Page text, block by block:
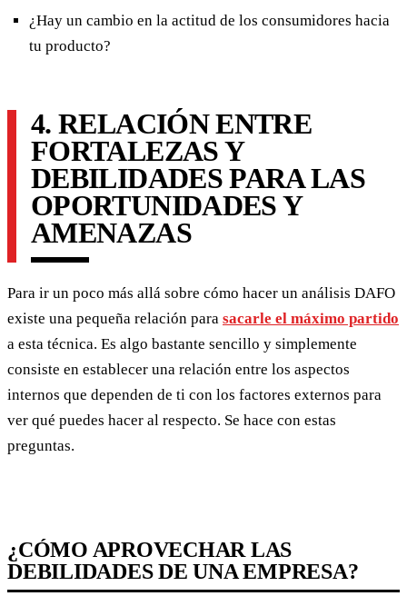
¿Hay un cambio en la actitud de los consumidores hacia
tu producto?
4. RELACIÓN ENTRE
FORTALEZAS Y
DEBILIDADES PARA LAS
OPORTUNIDADES Y
AMENAZAS
Para ir un poco más allá sobre cómo hacer un análisis DAFO
existe una pequeña relación para sacarle el máximo partido
a esta técnica. Es algo bastante sencillo y simplemente
consiste en establecer una relación entre los aspectos
internos que dependen de ti con los factores externos para
ver qué puedes hacer al respecto. Se hace con estas
preguntas.
¿CÓMO APROVECHAR LAS
DEBILIDADES DE UNA EMPRESA?